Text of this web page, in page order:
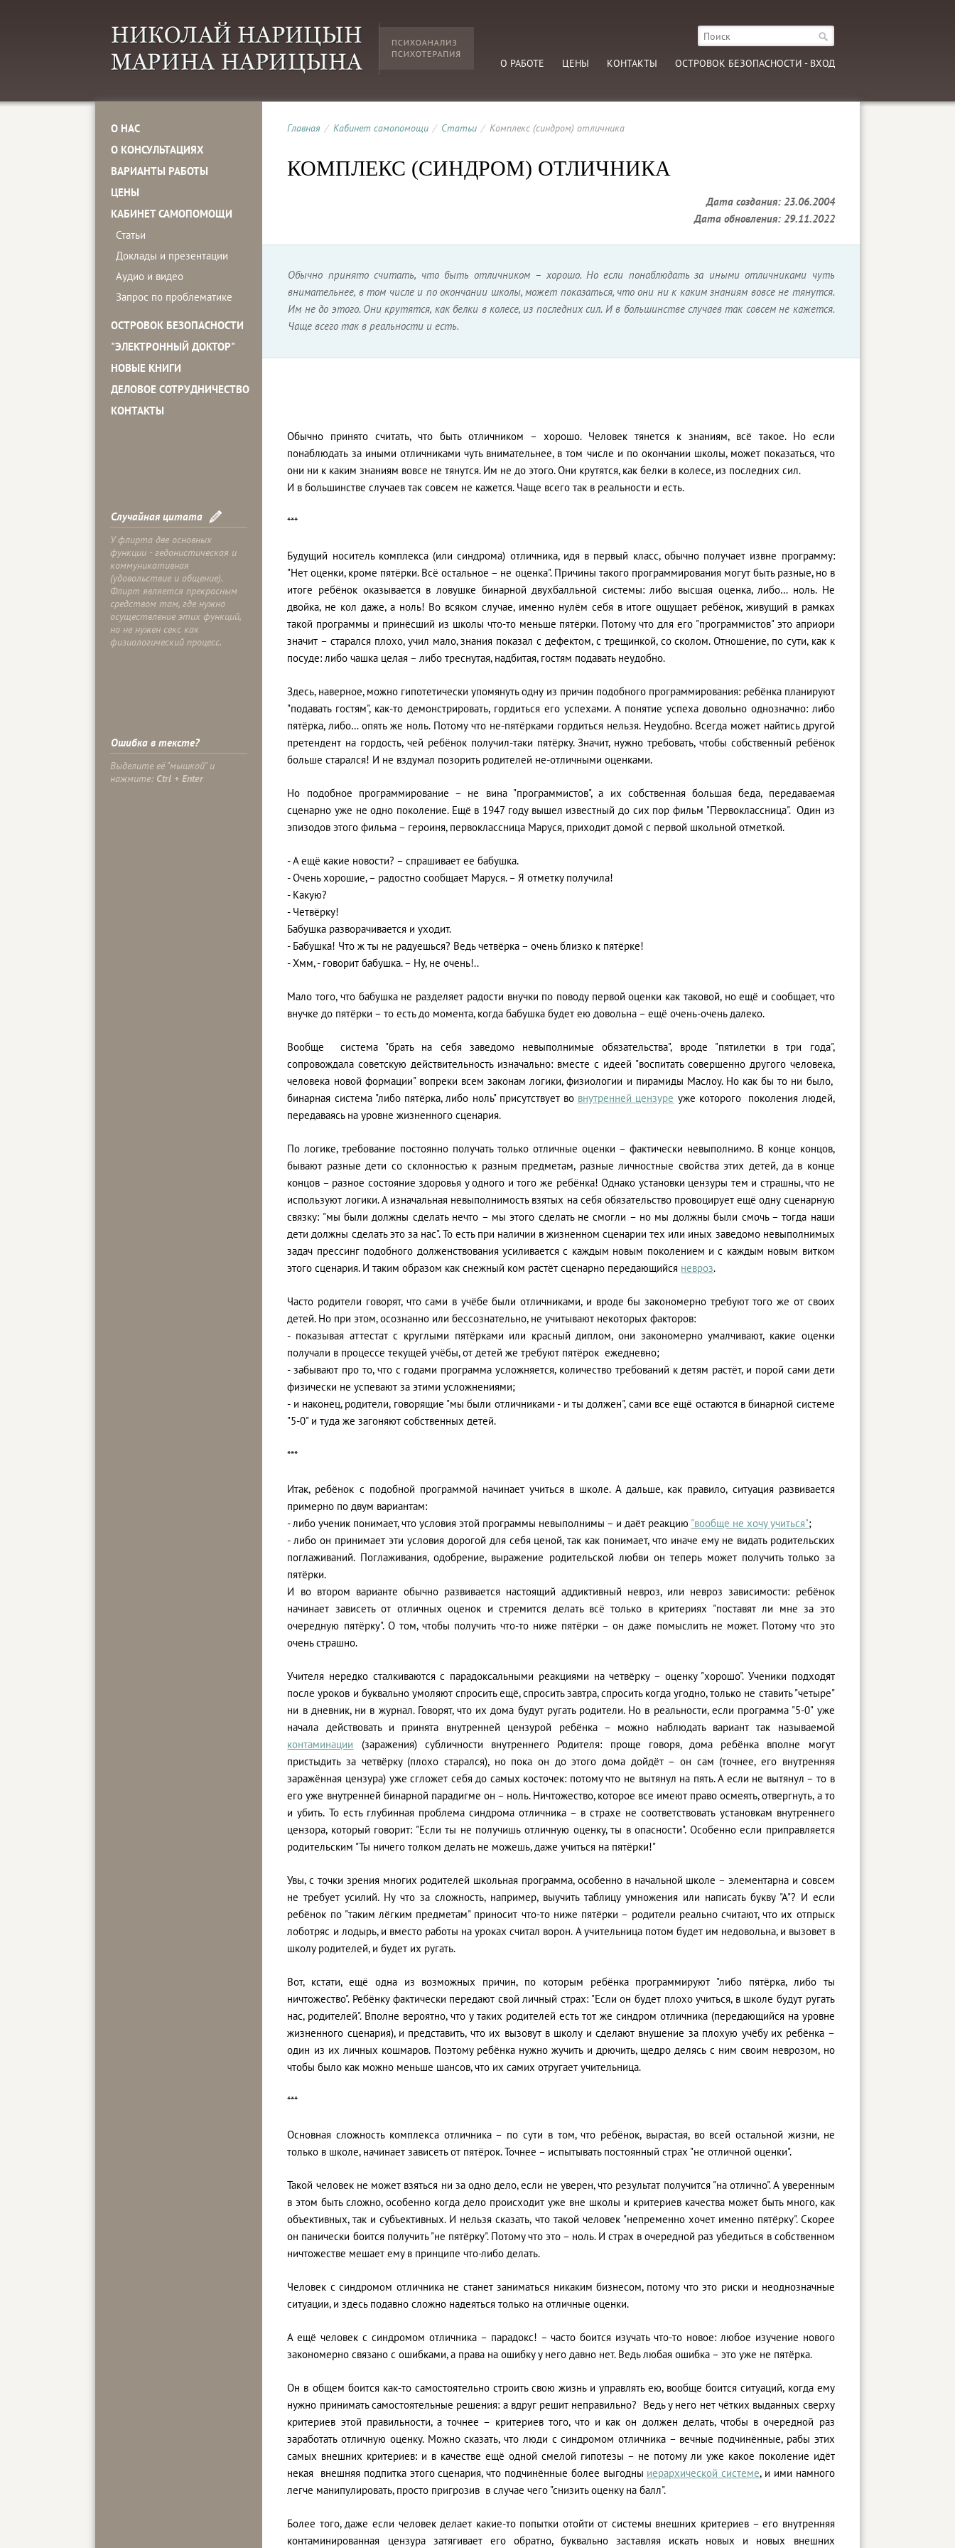
О РАБОТЕ ЦЕНЫ КОНТАКТЫ ОСТРОВОК БЕЗОПАСНОСТИ - ВХОД
О НАС
О КОНСУЛЬТАЦИЯХ
ВАРИАНТЫ РАБОТЫ
ЦЕНЫ
КАБИНЕТ САМОПОМОЩИ
Статьи
Доклады и презентации
Аудио и видео
Запрос по проблематике
ОСТРОВОК БЕЗОПАСНОСТИ
"ЭЛЕКТРОННЫЙ ДОКТОР"
НОВЫЕ КНИГИ
ДЕЛОВОЕ СОТРУДНИЧЕСТВО
КОНТАКТЫ
Случайная цитата
У флирта две основных
функции - гедонистическая и
коммуникативная
(удовольствие и общение).
Флирт является прекрасным
средством там, где нужно
осуществление этих функций,
но не нужен секс как
физиологический процесс.
Ошибка в тексте?
Выделите её "мышкой" и
нажмите: Ctrl + Enter
Главная / Кабинет самопомощи / Статьи / Комплекс (синдром) отличника
КОМПЛЕКС (СИНДРОМ) ОТЛИЧНИКА
Дата создания: 23.06.2004
Дата обновления: 29.11.2022
Обычно принято считать, что быть отличником – хорошо. Но если понаблюдать за иными отличниками чуть
внимательнее, в том числе и по окончании школы, может показаться, что они ни к каким знаниям вовсе не тянутся.
Им не до этого. Они крутятся, как белки в колесе, из последних сил. И в большинстве случаев так совсем не кажется.
Чаще всего так в реальности и есть.
Обычно принято считать, что быть отличником – хорошо. Человек тянется к знаниям, всё такое. Но если
понаблюдать за иными отличниками чуть внимательнее, в том числе и по окончании школы, может показаться, что
они ни к каким знаниям вовсе не тянутся. Им не до этого. Они крутятся, как белки в колесе, из последних сил.
И в большинстве случаев так совсем не кажется. Чаще всего так в реальности и есть.
***
Будущий носитель комплекса (или синдрома) отличника, идя в первый класс, обычно получает извне программу:
"Нет оценки, кроме пятёрки. Всё остальное – не оценка". Причины такого программирования могут быть разные, но в
итоге ребёнок оказывается в ловушке бинарной двухбалльной системы: либо высшая оценка, либо… ноль. Не
двойка, не кол даже, а ноль! Во всяком случае, именно нулём себя в итоге ощущает ребёнок, живущий в рамках
такой программы и принёсший из школы что-то меньше пятёрки. Потому что для его "программистов" это априори
значит – старался плохо, учил мало, знания показал с дефектом, с трещинкой, со сколом. Отношение, по сути, как к
посуде: либо чашка целая – либо треснутая, надбитая, гостям подавать неудобно.
Здесь, наверное, можно гипотетически упомянуть одну из причин подобного программирования: ребёнка планируют
"подавать гостям", как-то демонстрировать, гордиться его успехами. А понятие успеха довольно однозначно: либо
пятёрка, либо… опять же ноль. Потому что не-пятёрками гордиться нельзя. Неудобно. Всегда может найтись другой
претендент на гордость, чей ребёнок получил-таки пятёрку. Значит, нужно требовать, чтобы собственный ребёнок
больше старался! И не вздумал позорить родителей не-отличными оценками.
Но подобное программирование – не вина "программистов", а их собственная большая беда, передаваемая
сценарно уже не одно поколение. Ещё в 1947 году вышел известный до сих пор фильм "Первоклассница". Один из
эпизодов этого фильма – героиня, первоклассница Маруся, приходит домой с первой школьной отметкой.
- А ещё какие новости? – спрашивает ее бабушка.
- Очень хорошие, – радостно сообщает Маруся. – Я отметку получила!
- Какую?
- Четвёрку!
Бабушка разворачивается и уходит.
- Бабушка! Что ж ты не радуешься? Ведь четвёрка – очень близко к пятёрке!
- Хмм, - говорит бабушка. – Ну, не очень!..
Мало того, что бабушка не разделяет радости внучки по поводу первой оценки как таковой, но ещё и сообщает, что
внучке до пятёрки – то есть до момента, когда бабушка будет ею довольна – ещё очень-очень далеко.
Вообще система "брать на себя заведомо невыполнимые обязательства", вроде "пятилетки в три года",
сопровождала советскую действительность изначально: вместе с идеей "воспитать совершенно другого человека,
человека новой формации" вопреки всем законам логики, физиологии и пирамиды Маслоу. Но как бы то ни было,
бинарная система "либо пятёрка, либо ноль" присутствует во внутренней цензуре уже которого поколения людей,
передаваясь на уровне жизненного сценария.
По логике, требование постоянно получать только отличные оценки – фактически невыполнимо. В конце концов,
бывают разные дети со склонностью к разным предметам, разные личностные свойства этих детей, да в конце
концов – разное состояние здоровья у одного и того же ребёнка! Однако установки цензуры тем и страшны, что не
используют логики. А изначальная невыполнимость взятых на себя обязательство провоцирует ещё одну сценарную
связку: "мы были должны сделать нечто – мы этого сделать не смогли – но мы должны были смочь – тогда наши
дети должны сделать это за нас". То есть при наличии в жизненном сценарии тех или иных заведомо невыполнимых
задач прессинг подобного долженствования усиливается с каждым новым поколением и с каждым новым витком
этого сценария. И таким образом как снежный ком растёт сценарно передающийся невроз.
Часто родители говорят, что сами в учёбе были отличниками, и вроде бы закономерно требуют того же от своих
детей. Но при этом, осознанно или бессознательно, не учитывают некоторых факторов:
- показывая аттестат с круглыми пятёрками или красный диплом, они закономерно умалчивают, какие оценки
получали в процессе текущей учёбы, от детей же требуют пятёрок ежедневно;
- забывают про то, что с годами программа усложняется, количество требований к детям растёт, и порой сами дети
физически не успевают за этими усложнениями;
- и наконец, родители, говорящие "мы были отличниками - и ты должен", сами все ещё остаются в бинарной системе
"5-0" и туда же загоняют собственных детей.
***
Итак, ребёнок с подобной программой начинает учиться в школе. А дальше, как правило, ситуация развивается
примерно по двум вариантам:
- либо ученик понимает, что условия этой программы невыполнимы – и даёт реакцию "вообще не хочу учиться";
- либо он принимает эти условия дорогой для себя ценой, так как понимает, что иначе ему не видать родительских
поглаживаний. Поглаживания, одобрение, выражение родительской любви он теперь может получить только за
пятёрки.
И во втором варианте обычно развивается настоящий аддиктивный невроз, или невроз зависимости: ребёнок
начинает зависеть от отличных оценок и стремится делать всё только в критериях "поставят ли мне за это
очередную пятёрку". О том, чтобы получить что-то ниже пятёрки – он даже помыслить не может. Потому что это
очень страшно.
Учителя нередко сталкиваются с парадоксальными реакциями на четвёрку – оценку "хорошо". Ученики подходят
после уроков и буквально умоляют спросить ещё, спросить завтра, спросить когда угодно, только не ставить "четыре"
ни в дневник, ни в журнал. Говорят, что их дома будут ругать родители. Но в реальности, если программа "5-0" уже
начала действовать и принята внутренней цензурой ребёнка – можно наблюдать вариант так называемой
контаминации (заражения) субличности внутреннего Родителя: проще говоря, дома ребёнка вполне могут
пристыдить за четвёрку (плохо старался), но пока он до этого дома дойдёт – он сам (точнее, его внутренняя
заражённая цензура) уже сгложет себя до самых косточек: потому что не вытянул на пять. А если не вытянул – то в
его уже внутренней бинарной парадигме он – ноль. Ничтожество, которое все имеют право осмеять, отвергнуть, а то
и убить. То есть глубинная проблема синдрома отличника – в страхе не соответствовать установкам внутреннего
цензора, который говорит: "Если ты не получишь отличную оценку, ты в опасности". Особенно если приправляется
родительским "Ты ничего толком делать не можешь, даже учиться на пятёрки!"
Увы, с точки зрения многих родителей школьная программа, особенно в начальной школе – элементарна и совсем
не требует усилий. Ну что за сложность, например, выучить таблицу умножения или написать букву "А"? И если
ребёнок по "таким лёгким предметам" приносит что-то ниже пятёрки – родители реально считают, что их отпрыск
лоботряс и лодырь, и вместо работы на уроках считал ворон. А учительница потом будет им недовольна, и вызовет в
школу родителей, и будет их ругать.
Вот, кстати, ещё одна из возможных причин, по которым ребёнка программируют "либо пятёрка, либо ты
ничтожество". Ребёнку фактически передают свой личный страх: "Если он будет плохо учиться, в школе будут ругать
нас, родителей". Вполне вероятно, что у таких родителей есть тот же синдром отличника (передающийся на уровне
жизненного сценария), и представить, что их вызовут в школу и сделают внушение за плохую учёбу их ребёнка –
один из их личных кошмаров. Поэтому ребёнка нужно жучить и дрючить, щедро делясь с ним своим неврозом, но
чтобы было как можно меньше шансов, что их самих отругает учительница.
***
Основная сложность комплекса отличника – по сути в том, что ребёнок, вырастая, во всей остальной жизни, не
только в школе, начинает зависеть от пятёрок. Точнее – испытывать постоянный страх "не отличной оценки".
Такой человек не может взяться ни за одно дело, если не уверен, что результат получится "на отлично". А уверенным
в этом быть сложно, особенно когда дело происходит уже вне школы и критериев качества может быть много, как
объективных, так и субъективных. И нельзя сказать, что такой человек "непременно хочет именно пятёрку". Скорее
он панически боится получить "не пятёрку". Потому что это – ноль. И страх в очередной раз убедиться в собственном
ничтожестве мешает ему в принципе что-либо делать.
Человек с синдромом отличника не станет заниматься никаким бизнесом, потому что это риски и неоднозначные
ситуации, и здесь подавно сложно надеяться только на отличные оценки.
А ещё человек с синдромом отличника – парадокс! – часто боится изучать что-то новое: любое изучение нового
закономерно связано с ошибками, а права на ошибку у него давно нет. Ведь любая ошибка – это уже не пятёрка.
Он в общем боится как-то самостоятельно строить свою жизнь и управлять ею, вообще боится ситуаций, когда ему
нужно принимать самостоятельные решения: а вдруг решит неправильно? Ведь у него нет чётких выданных сверху
критериев этой правильности, а точнее – критериев того, что и как он должен делать, чтобы в очередной раз
заработать отличную оценку. Можно сказать, что люди с синдромом отличника – вечные подчинённые, рабы этих
самых внешних критериев: и в качестве ещё одной смелой гипотезы – не потому ли уже какое поколение идёт
некая внешняя подпитка этого сценария, что подчинённые более выгодны иерархической системе, и ими намного
легче манипулировать, просто пригрозив в случае чего "снизить оценку на балл".
Более того, даже если человек делает какие-то попытки отойти от системы внешних критериев – его внутренняя
контаминированная цензура затягивает его обратно, буквально заставляя искать новых и новых внешних